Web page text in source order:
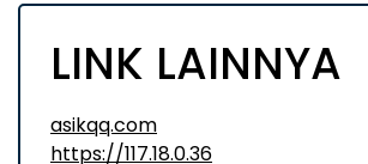
LINK LAINNYA
asikqq.com
https://117.18.0.36